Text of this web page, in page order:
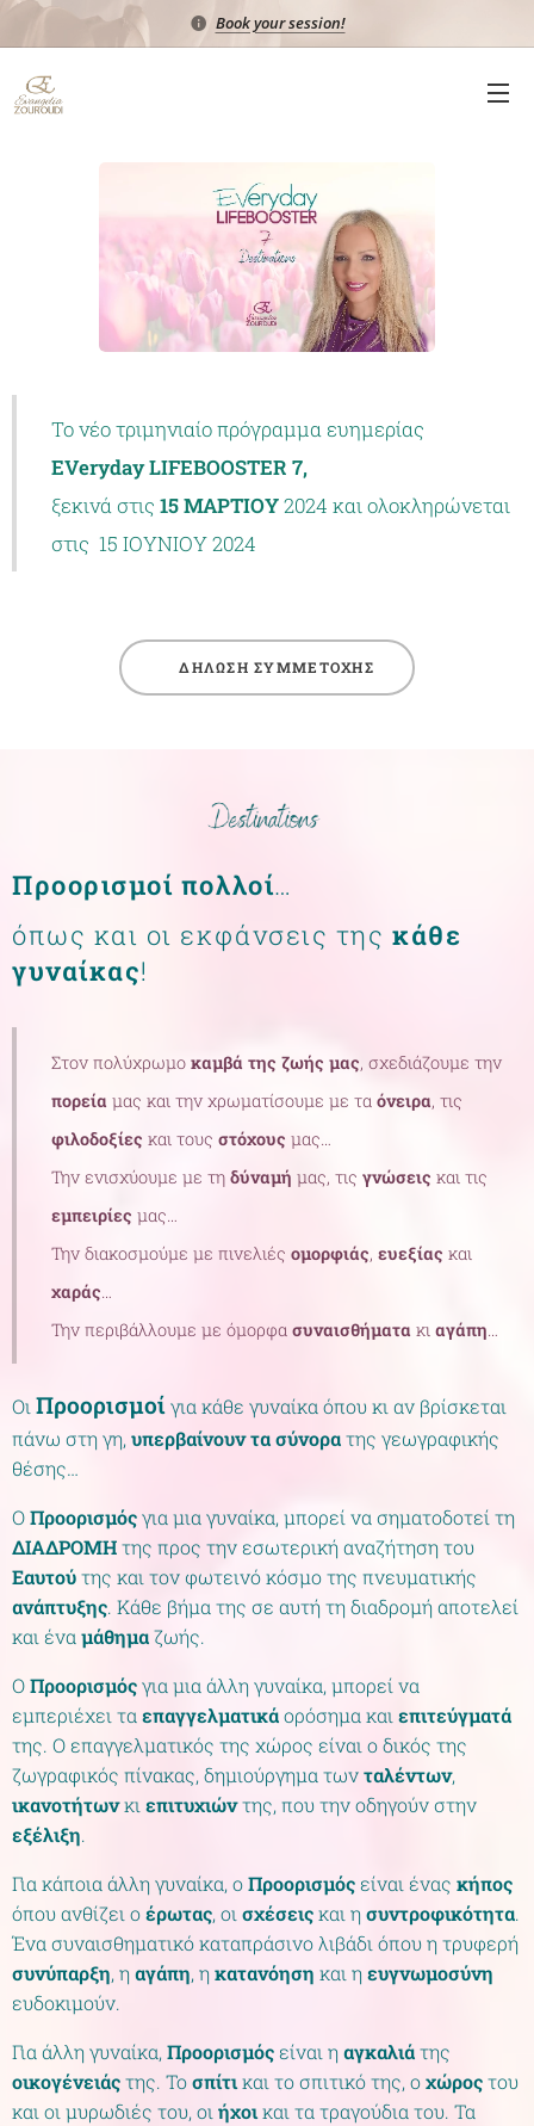
Book your session!
Το νέο τριμηνιαίο πρόγραμμα ευημερίας 🌷
EVeryday LIFEBOOSTER 7,
ξεκινά στις 15 ΜΑΡΤΙΟΥ2024 και ολοκληρώνεται
στις 15 ΙΟΥΝΙΟΥ 2024
🌷ΔΗΛΩΣΗ ΣΥΜΜΕΤΟΧΗΣ
Προορισμοί πολλοί…
όπως και οι εκφάνσεις τηςκάθε
γυναίκας!
Στον πολύχρωμο καμβά της ζωής μας, σχεδιάζουμε την
πορεία μας και την χρωματίσουμε με τα όνειρα, τις
φιλοδοξίες και τους στόχους μας…
Την ενισχύουμε με τη δύναμή μας, τις γνώσεις και τις
εμπειρίες μας…
Την διακοσμούμε με πινελιές ομορφιάς, ευεξίας και
χαράς…
Την περιβάλλουμε με όμορφα συναισθήματα κι αγάπη…
ΟιΠροορισμοίγια κάθε γυναίκα όπου κι αν βρίσκεται
πάνω στη γη,υπερβαίνουν τα σύνορατης γεωγραφικής
θέσης…
ΟΠροορισμόςγια μια γυναίκα, μπορεί να σηματοδοτεί τη
ΔΙΑΔΡΟΜΗτης προς την εσωτερική αναζήτηση του
Εαυτούτης και τον φωτεινό κόσμο της πνευματικής
ανάπτυξης. Κάθε βήμα της σε αυτή τη διαδρομή αποτελεί
και έναμάθημαζωής.
ΟΠροορισμόςγια μια άλλη γυναίκα, μπορεί να
εμπεριέχει ταεπαγγελματικάορόσημα καιεπιτεύγματά
της. Ο επαγγελματικός της χώρος είναι ο δικός της
ζωγραφικός πίνακας, δημιούργημα τωνταλέντων,
ικανοτήτωνκιεπιτυχιώντης, που την οδηγούν στην
εξέλιξη.
Για κάποια άλλη γυναίκα, οΠροορισμόςείναι ένας κήπος
όπου ανθίζει οέρωτας, οισχέσειςκαι ησυντροφικότητα.
Ένα συναισθηματικό καταπράσινο λιβάδι όπου η τρυφερή
συνύπαρξη, ηαγάπη, ηκατανόηση και ηευγνωμοσύνη
ευδοκιμούν.
Για άλλη γυναίκα,Προορισμόςείναι ηαγκαλιάτης
οικογένειάςτης. Τοσπίτικαι το σπιτικό της, οχώροςτου
και οι μυρωδιές του, οιήχοικαι τα τραγούδια του. Τα